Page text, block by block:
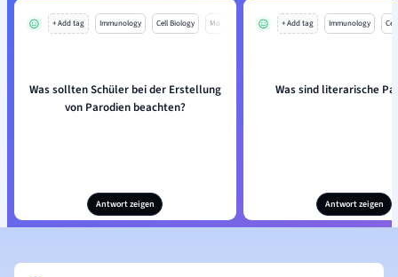
+ Add tag Immunology Cell Biology Mo
Was sollten Schüler bei der Erstellung
von Parodien beachten?
Antwort zeigen
+ Add tag Immunology
Was sind literarische
Antwort zeigen